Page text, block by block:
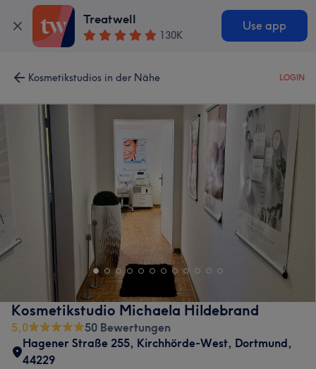
Treatwell
130K
Use app
Kosmetikstudios in der Nähe LOGIN
Kosmetikstudio Michaela Hildebrand
5,0
50 Bewertungen
Hagener Straße 255, Kirchhörde-West, Dortmund,
44229